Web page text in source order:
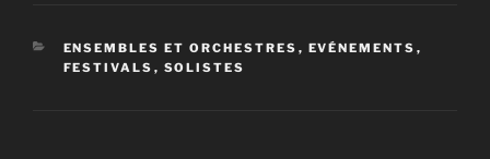
CATÉGORIES
ENSEMBLES ET ORCHESTRES , EVÉNEMENTS ,
FESTIVALS , SOLISTES